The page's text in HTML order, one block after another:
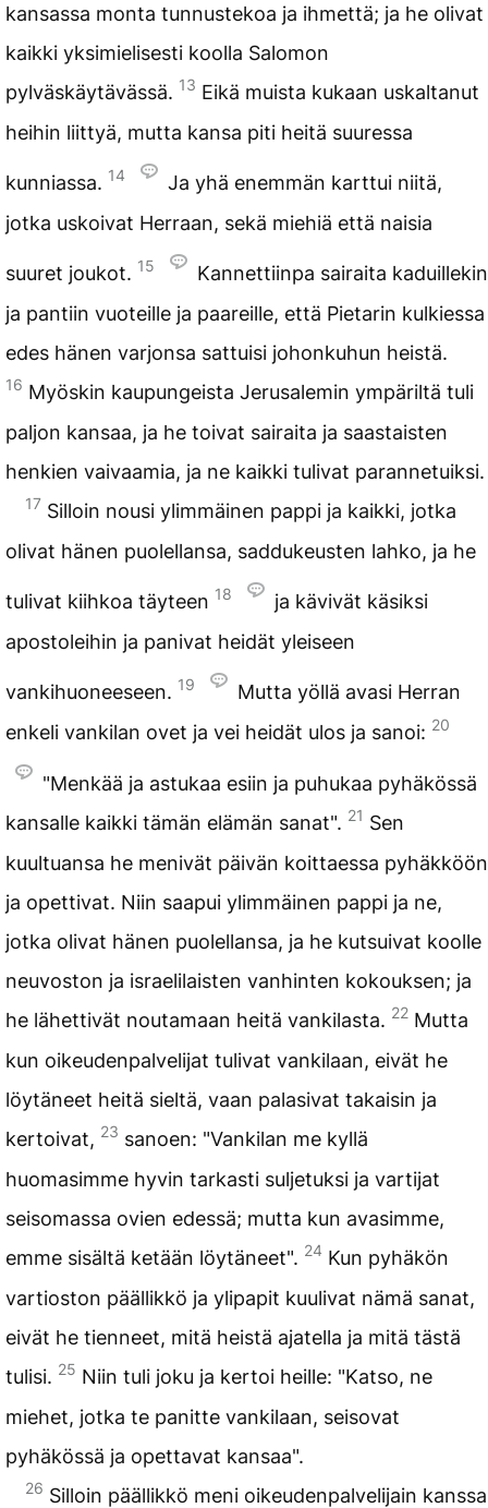
kansassa monta tunnustekoa ja ihmettä; ja he olivat
kaikki yksimielisesti koolla Salomon
pylväskäytävässä. 13 Eikä muista kukaan uskaltanut
heihin liittyä, mutta kansa piti heitä suuressa
kunniassa. 14
Ja yhä enemmän karttui niitä,
jotka uskoivat Herraan, sekä miehiä että naisia
suuret joukot. 15
Kannettiinpa sairaita kaduillekin
ja pantiin vuoteille ja paareille, että Pietarin kulkiessa
edes hänen varjonsa sattuisi johonkuhun heistä.
16 Myöskin kaupungeista Jerusalemin ympäriltä tuli
paljon kansaa, ja he toivat sairaita ja saastaisten
henkien vaivaamia, ja ne kaikki tulivat parannetuiksi.
17 Silloin nousi ylimmäinen pappi ja kaikki, jotka
olivat hänen puolellansa, saddukeusten lahko, ja he
tulivat kiihkoa täyteen 18
ja kävivät käsiksi
apostoleihin ja panivat heidät yleiseen
vankihuoneeseen. 19
Mutta yöllä avasi Herran
enkeli vankilan ovet ja vei heidät ulos ja sanoi: 20
"Menkää ja astukaa esiin ja puhukaa pyhäkössä
kansalle kaikki tämän elämän sanat". 21 Sen
kuultuansa he menivät päivän koittaessa pyhäkköön
ja opettivat. Niin saapui ylimmäinen pappi ja ne,
jotka olivat hänen puolellansa, ja he kutsuivat koolle
neuvoston ja israelilaisten vanhinten kokouksen; ja
he lähettivät noutamaan heitä vankilasta. 22 Mutta
kun oikeudenpalvelijat tulivat vankilaan, eivät he
löytäneet heitä sieltä, vaan palasivat takaisin ja
kertoivat, 23 sanoen: "Vankilan me kyllä
huomasimme hyvin tarkasti suljetuksi ja vartijat
seisomassa ovien edessä; mutta kun avasimme,
emme sisältä ketään löytäneet". 24 Kun pyhäkön
vartioston päällikkö ja ylipapit kuulivat nämä sanat,
eivät he tienneet, mitä heistä ajatella ja mitä tästä
tulisi. 25 Niin tuli joku ja kertoi heille: "Katso, ne
miehet, jotka te panitte vankilaan, seisovat
pyhäkössä ja opettavat kansaa".
26 Silloin päällikkö meni oikeudenpalvelijain kanssa